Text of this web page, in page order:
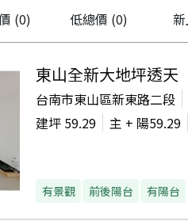
(0) 低總價 (0)
東山全新大地坪透天
台南市東山區新東路二段
建坪 59.29 主 + 陽59.29
有景觀 前後陽台 有陽台